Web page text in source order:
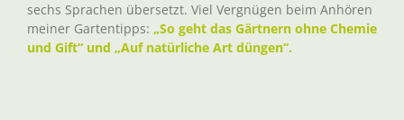
sechs Sprachen übersetzt. Viel Vergnügen beim Anhören
meiner Gartentipps: „So geht das Gärtnern ohne Chemie
und Gift“ und „Auf natürliche Art düngen“.